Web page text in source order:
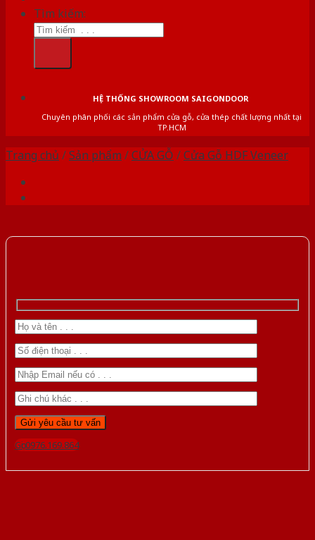
Tìm kiếm:
HỆ THỐNG SHOWROOM SAIGONDOOR
Chuyên phân phối các sản phẩm cửa gỗ, cửa thép chất lượng nhất tại
TP.HCM
Trang chủ /Sản phẩm /CỬA GỖ /Cửa Gỗ HDF Veneer
Gọi 0976.169.864